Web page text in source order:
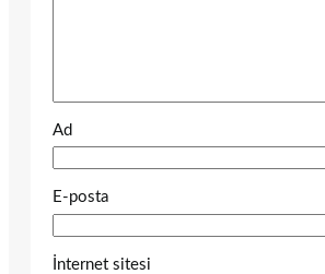
Ad
E-posta
İnternet sitesi